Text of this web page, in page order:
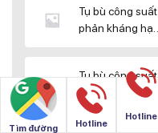
Tụ bù công suất
phản kháng hạ
Tụ bù công suất
phản kháng hạ
thế SHIZUKI
Tìm đường Hotline
Hotline